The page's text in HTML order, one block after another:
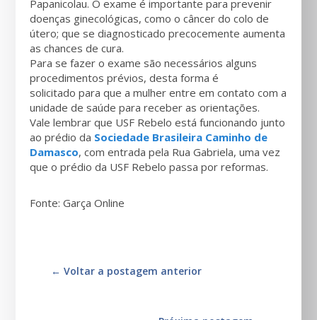
Papanicolau. O exame é importante para prevenir
doenças ginecológicas, como o câncer do colo de
útero; que se diagnosticado precocemente aumenta
as chances de cura.
Para se fazer o exame são necessários alguns
procedimentos prévios, desta forma é
solicitado para que a mulher entre em contato com a
unidade de saúde para receber as orientações.
Vale lembrar que USF Rebelo está funcionando junto
ao prédio da Sociedade Brasileira Caminho de
Damasco, com entrada pela Rua Gabriela, uma vez
que o prédio da USF Rebelo passa por reformas.
Fonte: Garça Online
←Voltar a postagem anterior